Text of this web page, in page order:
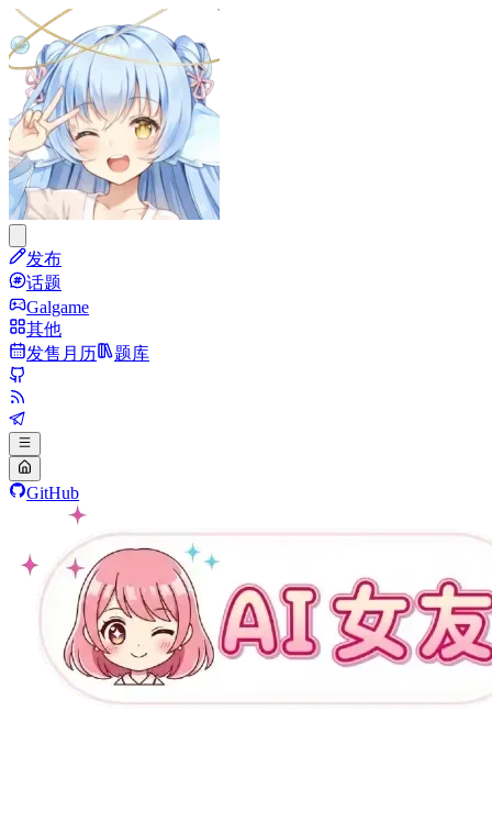
发布
话题
Galgame
其他
发售月历
题库
GitHub